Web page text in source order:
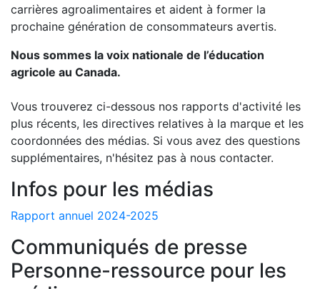
carrières agroalimentaires et aident à former la
prochaine génération de consommateurs avertis.
Nous sommes la voix nationale de l’éducation
agricole au Canada.
Vous trouverez ci-dessous nos rapports d'activité les
plus récents, les directives relatives à la marque et les
coordonnées des médias. Si vous avez des questions
supplémentaires, n'hésitez pas à nous contacter.
Infos pour les médias
Rapport annuel 2024-2025
Communiqués de presse
Personne-ressource pour les